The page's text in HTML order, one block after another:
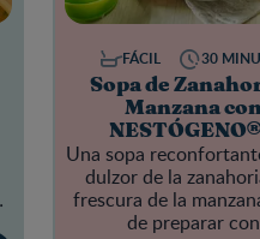
Sopa de
Manzana
Una sopa
dulzor de la
frescura de la
de preparar con
FÁCIL 30